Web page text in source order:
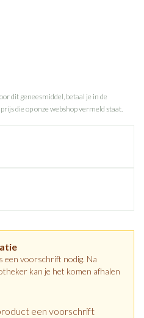
dit geneesmiddel, betaal je in de
die op onze webshop vermeld staat.
een voorschrift nodig. Na
kan je het komen afhalen
een voorschrift